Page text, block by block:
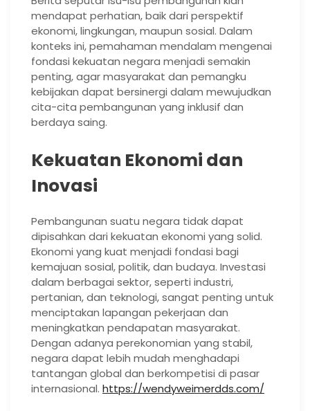
mendapat perhatian, baik dari perspektif
ekonomi, lingkungan, maupun sosial. Dalam
konteks ini, pemahaman mendalam mengenai
fondasi kekuatan negara menjadi semakin
penting, agar masyarakat dan pemangku
kebijakan dapat bersinergi dalam mewujudkan
cita-cita pembangunan yang inklusif dan
berdaya saing.
Kekuatan Ekonomi dan
Inovasi
Pembangunan suatu negara tidak dapat
dipisahkan dari kekuatan ekonomi yang solid.
Ekonomi yang kuat menjadi fondasi bagi
kemajuan sosial, politik, dan budaya. Investasi
dalam berbagai sektor, seperti industri,
pertanian, dan teknologi, sangat penting untuk
menciptakan lapangan pekerjaan dan
meningkatkan pendapatan masyarakat.
Dengan adanya perekonomian yang stabil,
negara dapat lebih mudah menghadapi
tantangan global dan berkompetisi di pasar
internasional. https://wendyweimerdds.com/